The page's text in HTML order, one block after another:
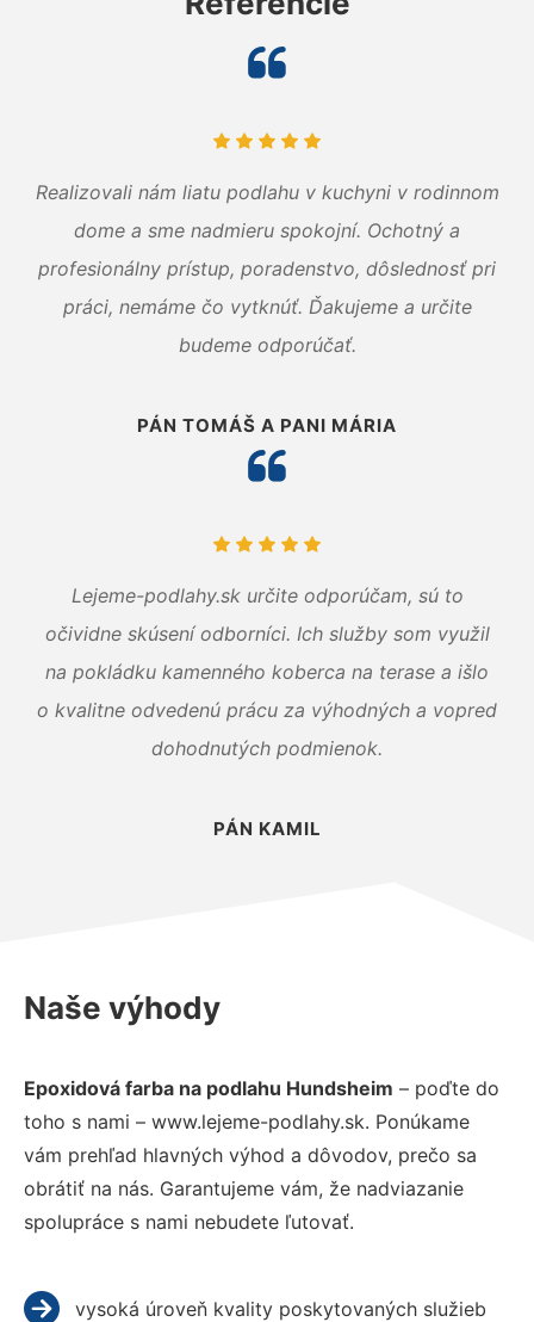
Realizovali nám liatu podlahu v kuchyni v rodinnom
dome a sme nadmieru spokojní. Ochotný a
profesionálny prístup, poradenstvo, dôslednosť pri
práci, nemáme čo vytknúť. Ďakujeme a určite
budeme odporúčať.
PÁN TOMÁŠ A PANI MÁRIA
Lejeme-podlahy.sk určite odporúčam, sú to
očividne skúsení odborníci. Ich služby som využil
na pokládku kamenného koberca na terase a išlo
o kvalitne odvedenú prácu za výhodných a vopred
dohodnutých podmienok.
PÁN KAMIL
Naše výhody
Epoxidová farba na podlahu Hundsheim – poďte do
toho s nami – www.lejeme-podlahy.sk. Ponúkame
vám prehľad hlavných výhod a dôvodov, prečo sa
obrátiť na nás. Garantujeme vám, že nadviazanie
spolupráce s nami nebudete ľutovať.
vysoká úroveň kvality poskytovaných služieb